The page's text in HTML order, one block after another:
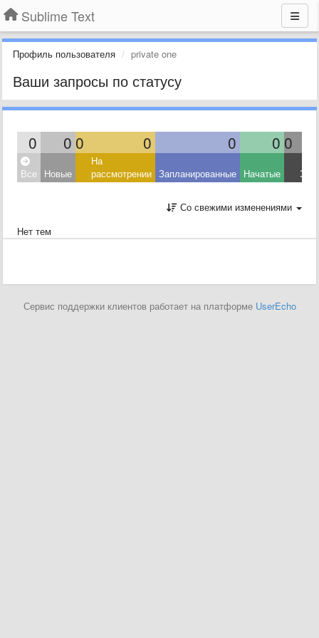
Sublime Text
Профиль пользователя private one
Ваши запросы по статусу
0 0 0 0 0 0 0
Все Новые
На
рассмотрении Запланированные Начатые
Со свежими изменениями
Нет тем
Сервис поддержки клиентов работает на платформе UserEcho